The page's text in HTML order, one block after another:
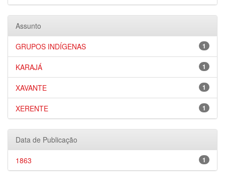
Assunto
1
GRUPOS INDÍGENAS
1
KARAJÁ
1
XAVANTE
1
XERENTE
Data de Publicação
1
1863